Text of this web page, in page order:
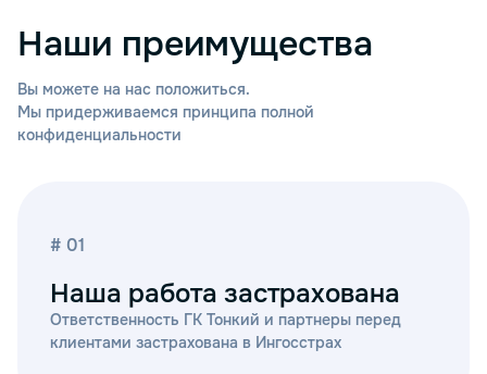
Наши преимущества
Вы можете на нас положиться.
Мы придерживаемся принципа полной
конфиденциальности
# 01
Наша работа застрахована
Ответственность ГК Тонкий и партнеры перед
клиентами застрахована в Ингосстрах